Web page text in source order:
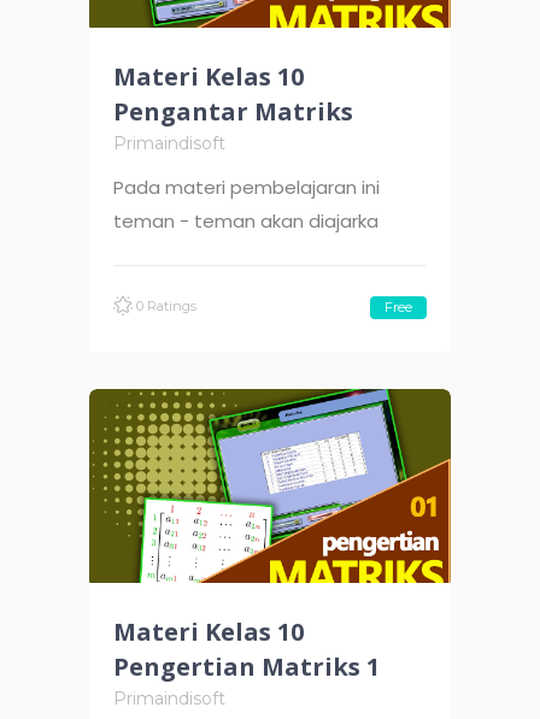
Materi Kelas 10
Pengantar Matriks
Primaindisoft
Pada materi pembelajaran ini
teman - teman akan diajarka
0 Ratings Free
Materi Kelas 10
Pengertian Matriks 1
Primaindisoft